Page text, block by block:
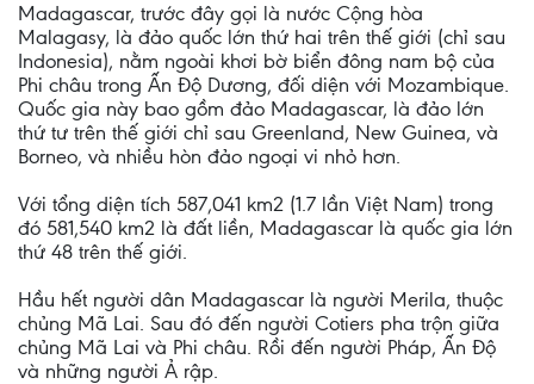
Madagascar, trước đây gọi là nước Cộng hòa
Malagasy, là đảo quốc lớn thứ hai trên thế giới (chỉ sau
Indonesia), nằm ngoài khơi bờ biển đông nam bộ của
Phi châu trong Ấn Độ Dương, đối diện với Mozambique.
Quốc gia này bao gồm đảo Madagascar, là đảo lớn
thứ tư trên thế giới chỉ sau Greenland, New Guinea, và
Borneo, và nhiều hòn đảo ngoại vi nhỏ hơn.
Với tổng diện tích 587,041 km2 (1.7 lần Việt Nam) trong
đó 581,540 km2 là đất liền, Madagascar là quốc gia lớn
thứ 48 trên thế giới.
Hầu hết người dân Madagascar là người Merila, thuộc
chủng Mã Lai. Sau đó đến người Cotiers pha trộn giữa
chủng Mã Lai và Phi châu. Rồi đến người Pháp, Ấn Độ
và những người Ả rập.